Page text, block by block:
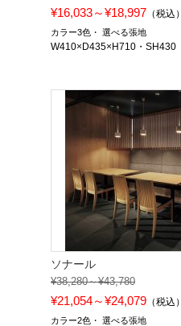
¥16,033～¥18,997 （税込）
カラー3色 選べる張地
W410×D435×H710・SH430
ソナール
¥38,280～¥43,780
¥21,054～¥24,079 （税込）
カラー2色 選べる張地